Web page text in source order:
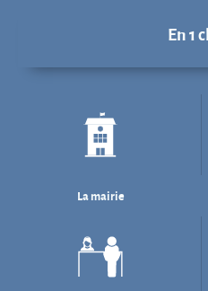
La mairie
Les services aux publics